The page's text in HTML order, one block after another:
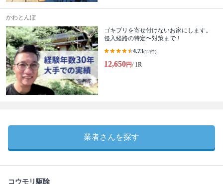
かわとんぼ
ゴキブリを寄せ付けないお家にします。
侵入経路の特定〜対策まで！
4.73(12件)
12,650円/ 1R
業者さんを探す
コウモリ駆除